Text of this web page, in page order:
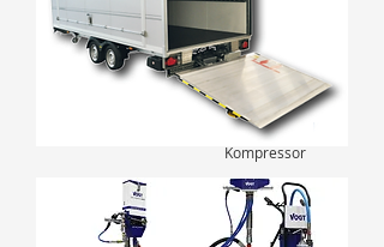
Kompressor